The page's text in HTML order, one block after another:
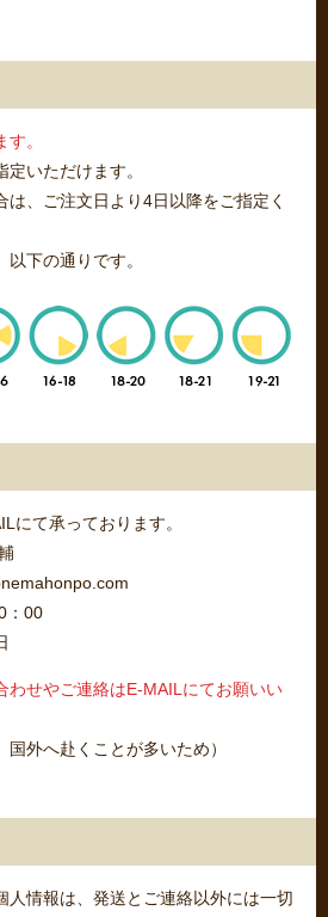
。
いただけます。
、ご注文日より4日以降をご指定く
下の通りです。
にて承っております。
：00
せやご連絡はE-MAILにてお願いい
国外へ赴くことが多いため）
人情報は、発送とご連絡以外には一切